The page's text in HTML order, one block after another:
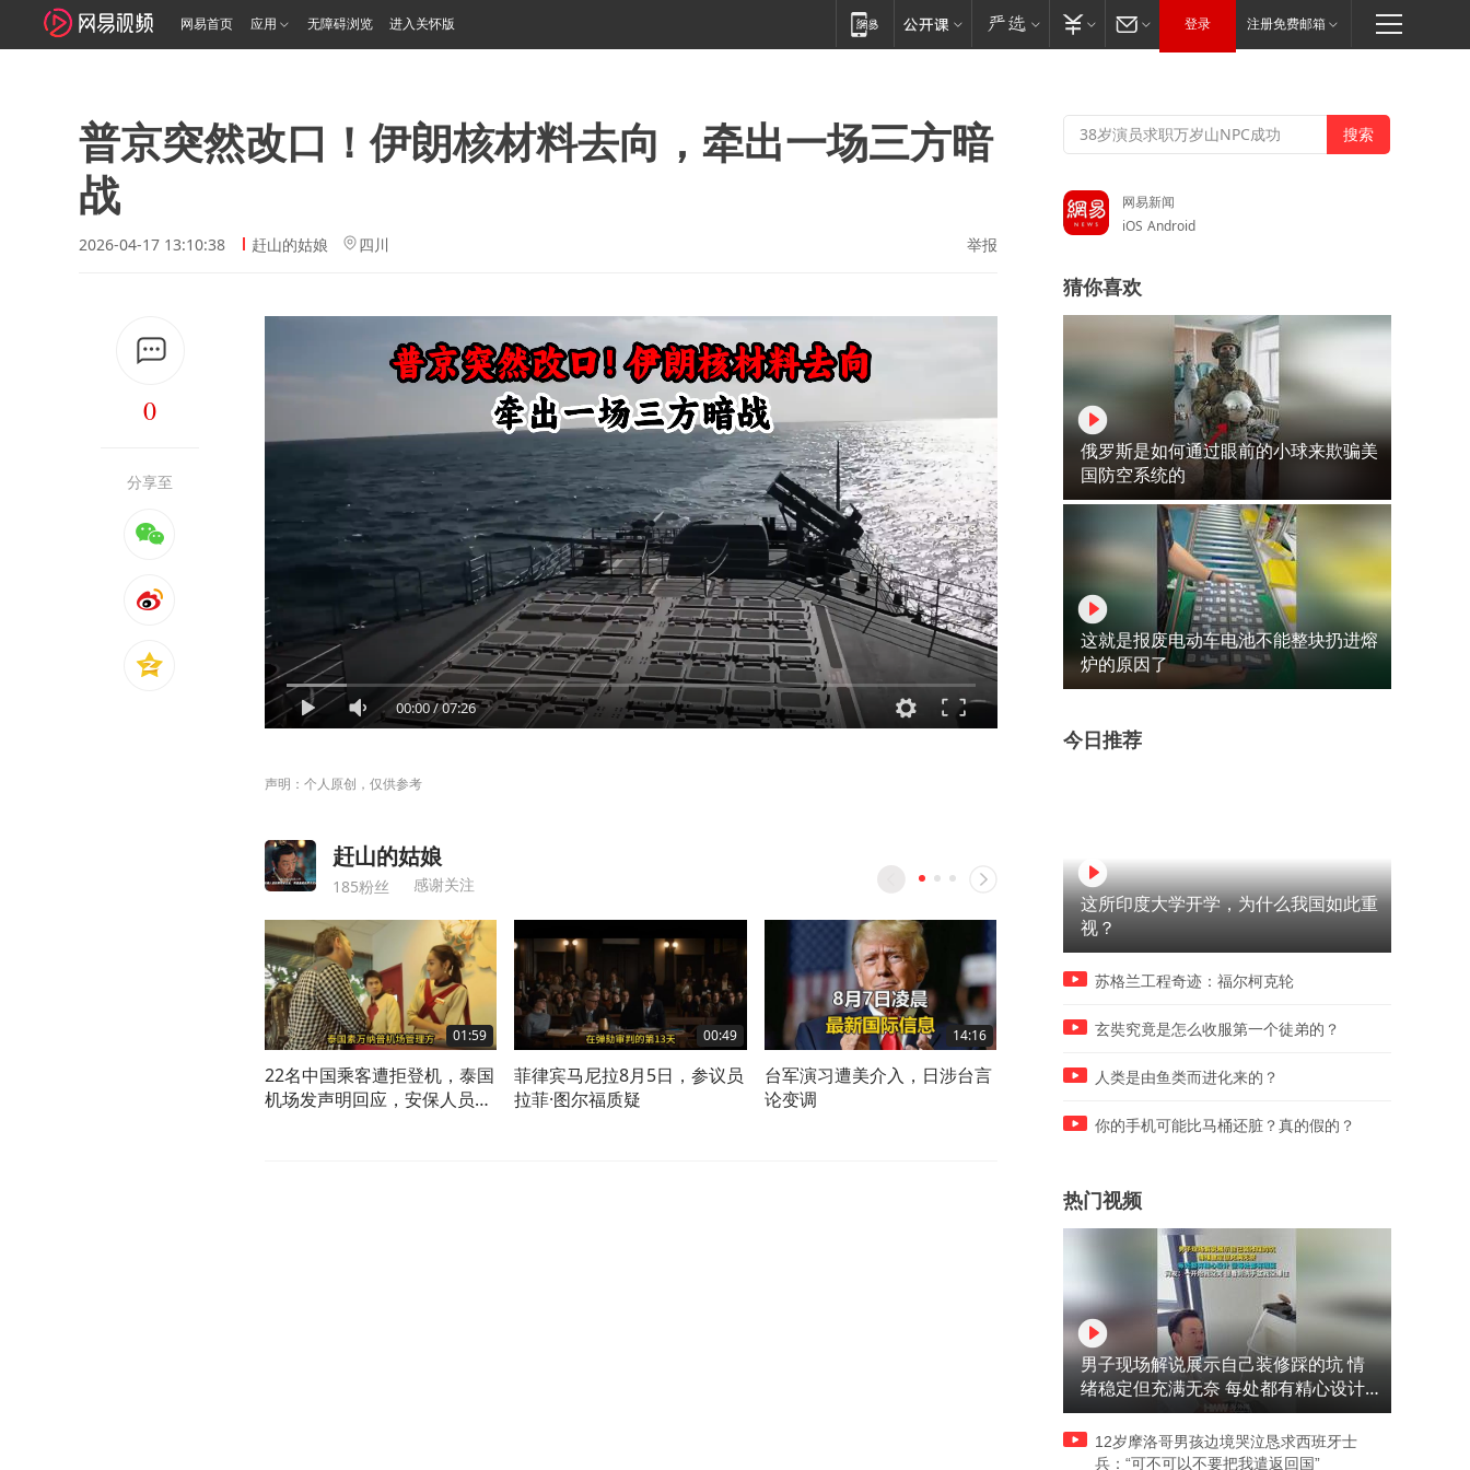
网易首页 应用 无障碍浏览 进入关怀版 登录 注册免费邮箱
普京突然改口！伊朗核材料去向，牵出一场三方暗
战
2026-04-17 13:10:38 赶山的姑娘 四川 举报
0
分享至
00:00/07:26
声明：个人原创，仅供参考
赶山的姑娘
185粉丝 感谢关注
01:59
22名中国乘客遭拒登机，泰国
机场发声明回应，安保人员不
00:49
菲律宾马尼拉8月5日，参议员
拉菲·图尔福质疑
14:16
台军演习遭美介入，日涉台言
论变调
10:39
日本军费冲到9万亿，日企却
俄乌冲突局势突变，中国迎
网易新闻
iOS Android
猜你喜欢
俄罗斯是如何通过眼前的小球来欺骗美
国防空系统的
这就是报废电动车电池不能整块扔进熔
炉的原因了
今日推荐
这所印度大学开学，为什么我国如此重
视？
苏格兰工程奇迹：福尔柯克轮
玄奘究竟是怎么收服第一个徒弟的？
人类是由鱼类而进化来的？
你的手机可能比马桶还脏？真的假的？
热门视频
男子现场解说展示自己装修踩的坑 情
绪稳定但充满无奈 每处都有精心设计
但每处都有瑕疵 网友：一开始我没笑
但看到洗手盆我没绷住
12岁摩洛哥男孩边境哭泣恳求西班牙士
兵：“可不可以不要把我遣返回国”